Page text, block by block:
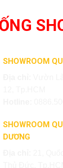
SHOWROOM
SHOWROOM
DƯƠNG